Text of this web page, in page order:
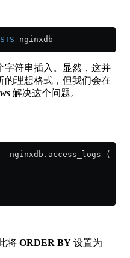
nginxdb
字符串插入。显然，这并
的理想格式，但我们会在
解决这个问题。
  nginxdb
. access_logs (
将 ORDER BY 设置为